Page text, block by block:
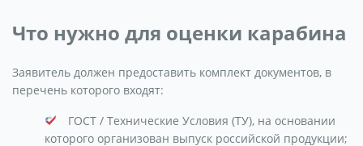
Что нужно для оценки карабина
Заявитель должен предоставить комплект документов, в
перечень которого входят:
ГОСТ / Технические Условия (ТУ), на основании
которого организован выпуск российской продукции;